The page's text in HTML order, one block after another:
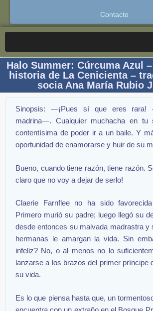
Contacto
Halo Summer: Cúrcuma Azul
historia de La Cenicienta –
socia Ana María Rubio
Sinopsis: —¡Pues sí que eres
madrina—. Cualquier muchacha en tu
contentísima de poder ir a un baile. Y
oportunidad de enamorarse y huir de su
Bueno, cuando tiene razón, tiene razón.
claro que no voy a dejar de serlo!
Claerie Farnflee no ha sido
Primero murió su padre; luego llegó su
desde entonces su malvada madrastra y
hermanas le amargan la vida. Sin
infeliz? No, o al menos no lo
lanzarse a los brazos del primer príncipe
su vida.
Es lo que piensa hasta que, un